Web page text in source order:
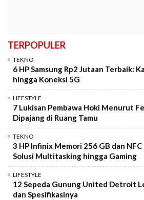
TERPOPULER
TEKNO
6 HP Samsung Rp2 Jutaan Terbaik:
hingga Koneksi 5G
LIFESTYLE
7 Lukisan Pembawa Hoki Menurut
Dipajang di Ruang Tamu
TEKNO
3 HP Infinix Memori 256 GB dan NFC
Solusi Multitasking hingga Gaming
LIFESTYLE
12 Sepeda Gunung United Detroit
dan Spesifikasinya